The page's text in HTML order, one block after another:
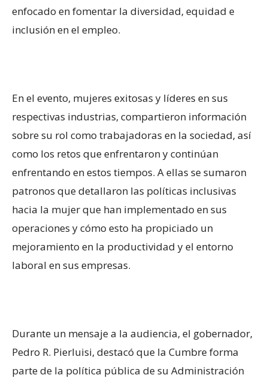
enfocado en fomentar la diversidad, equidad e
inclusión en el empleo.
En el evento, mujeres exitosas y líderes en sus
respectivas industrias, compartieron información
sobre su rol como trabajadoras en la sociedad, así
como los retos que enfrentaron y continúan
enfrentando en estos tiempos. A ellas se sumaron
patronos que detallaron las políticas inclusivas
hacia la mujer que han implementado en sus
operaciones y cómo esto ha propiciado un
mejoramiento en la productividad y el entorno
laboral en sus empresas.
Durante un mensaje a la audiencia, el gobernador,
Pedro R. Pierluisi, destacó que la Cumbre forma
parte de la política pública de su Administración